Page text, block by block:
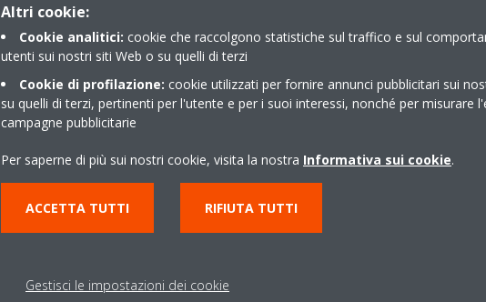
Altri cookie:
Cookie analitici: cookie che raccolgono statistiche sul traffico e sul
utenti sui nostri siti Web o su quelli di terzi
Cookie di profilazione: cookie utilizzati per fornire annunci pubblicitari sui
su quelli di terzi, pertinenti per l'utente e per i suoi interessi, nonché per misurare
campagne pubblicitarie
Per saperne di più sui nostri cookie, visita la nostra Informativa sui cookie.
ACCETTA TUTTI RIFIUTA TUTTI
Gestisci le impostazioni dei cookie